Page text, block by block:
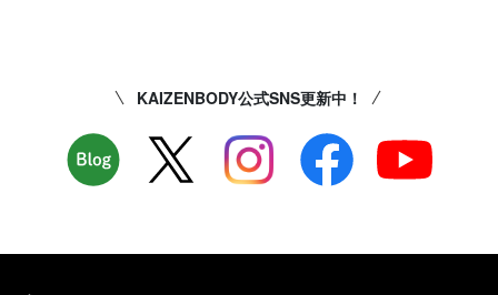
KAIZENBODY公式SNS更新中！